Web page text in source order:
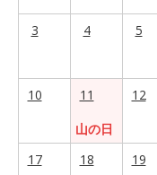
3 4 5
10
11
山の日
12
17
18 19